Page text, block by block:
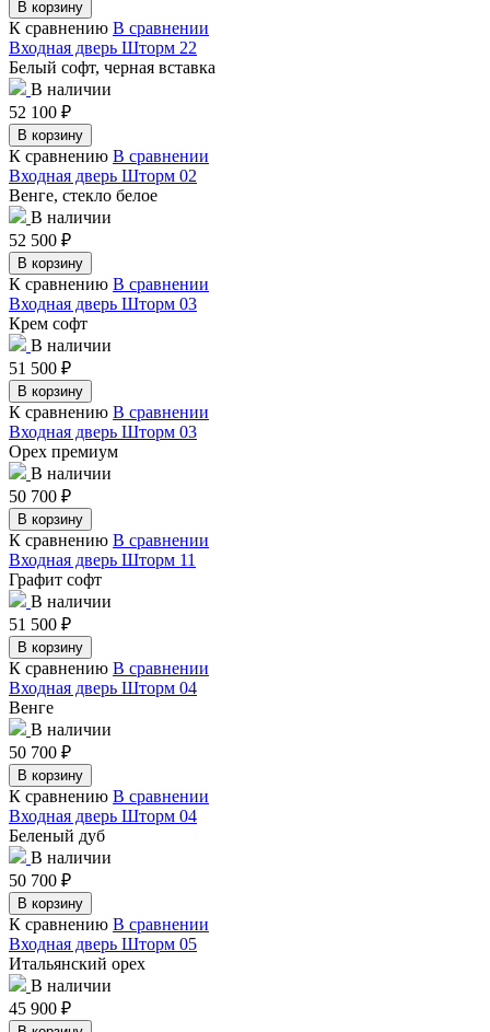
В корзину
К сравнению В сравнении
Входная дверь Шторм 22
Белый софт, черная вставка
В наличии
52 100 ₽
В корзину
К сравнению В сравнении
Входная дверь Шторм 02
Венге, стекло белое
В наличии
52 500 ₽
В корзину
К сравнению В сравнении
Входная дверь Шторм 03
Крем софт
В наличии
51 500 ₽
В корзину
К сравнению В сравнении
Входная дверь Шторм 03
Орех премиум
В наличии
50 700 ₽
В корзину
К сравнению В сравнении
Входная дверь Шторм 11
Графит софт
В наличии
51 500 ₽
В корзину
К сравнению В сравнении
Входная дверь Шторм 04
Венге
В наличии
50 700 ₽
В корзину
К сравнению В сравнении
Входная дверь Шторм 04
Беленый дуб
В наличии
50 700 ₽
В корзину
К сравнению В сравнении
Входная дверь Шторм 05
Итальянский орех
В наличии
45 900 ₽